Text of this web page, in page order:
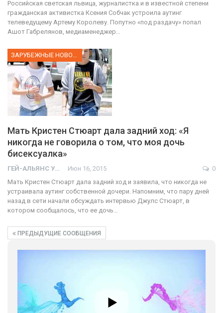
Российская светская львица, журналистка и в известной степени
гражданская активистка Ксения Собчак устроила аутинг
телеведущему Артему Королеву. Попутно «под раздачу» попал
Ашот Габрелянов, медиаменеджер…
ЗАРУБЕЖНЫЕ НОВОСТИ
Мать Кристен Стюарт дала задний ход: «Я
никогда не говорила о том, что моя дочь
бисексуалка»
ГЕЙ-АЛЬЯНС УКРАИНА Июн 16, 2015
0
Мать Кристен Стюарт дала задний ход и заявила, что никогда не
устраивала аутинг собственной дочери. Напомним, что пару дней
назад в сети начали обсуждать интервью Джулс Стюарт, в
котором сообщалось, что ее дочь…
ПРЕДЫДУЩИЕ СООБЩЕНИЯ